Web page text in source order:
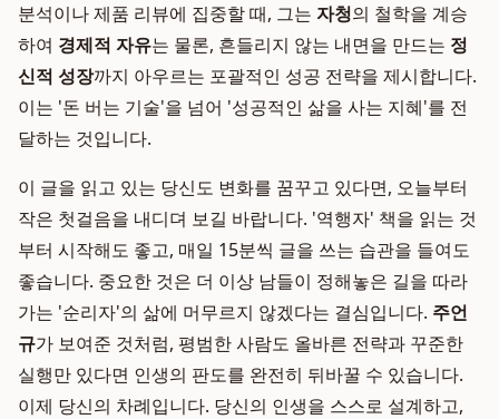
분석이나 제품 리뷰에 집중할 때, 그는 자청의 철학을 계승
하여 경제적 자유는 물론, 흔들리지 않는 내면을 만드는 정
신적 성장까지 아우르는 포괄적인 성공 전략을 제시합니다.
이는 '돈 버는 기술'을 넘어 '성공적인 삶을 사는 지혜'를 전
달하는 것입니다.
이 글을 읽고 있는 당신도 변화를 꿈꾸고 있다면, 오늘부터
작은 첫걸음을 내디뎌 보길 바랍니다. '역행자' 책을 읽는 것
부터 시작해도 좋고, 매일 15분씩 글을 쓰는 습관을 들여도
좋습니다. 중요한 것은 더 이상 남들이 정해놓은 길을 따라
가는 '순리자'의 삶에 머무르지 않겠다는 결심입니다. 주언
규가 보여준 것처럼, 평범한 사람도 올바른 전략과 꾸준한
실행만 있다면 인생의 판도를 완전히 뒤바꿀 수 있습니다.
이제 당신의 차례입니다. 당신의 인생을 스스로 설계하고,